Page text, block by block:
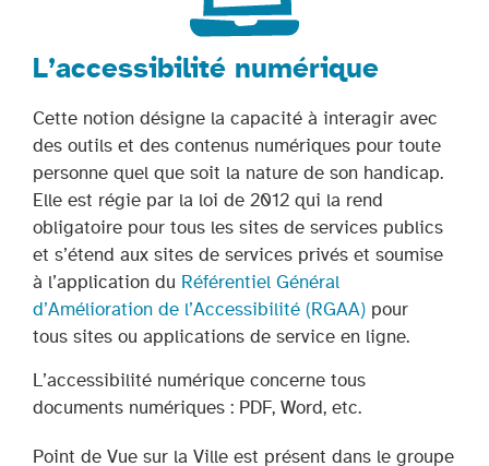
L’accessibilité numérique
Cette notion désigne la capacité à interagir avec
des outils et des contenus numériques pour toute
personne quel que soit la nature de son handicap.
Elle est régie par la loi de 2012 qui la rend
obligatoire pour tous les sites de services publics
et s’étend aux sites de services privés et soumise
à l’application du Référentiel Général
d’Amélioration de l’Accessibilité (RGAA) pour
tous sites ou applications de service en ligne.
L’accessibilité numérique concerne tous
documents numériques : PDF, Word, etc.
Point de Vue sur la Ville est présent dans le groupe